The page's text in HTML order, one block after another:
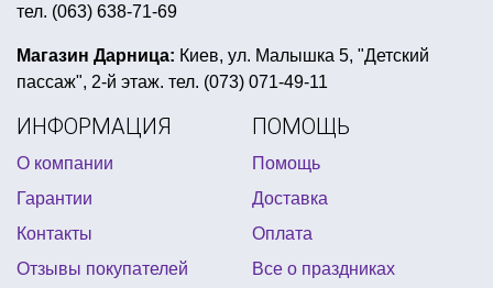
angry birds день рождения
конфетти для воздушных шаров купить
карнавальная шляпа купить
блогерская вечеринка
шары фольгированные цифры
прикольные подтяжки купить
сувениры для halloween
аксессуары на подарок 8 марта
фольгированные шары сердце
тел. (063) 638-71-69
Магазин Дарница: Киев, ул. Малышка 5, "Детский
пассаж", 2-й этаж. тел. (073) 071-49-11
ИНФОРМАЦИЯ
О компании
Гарантии
Контакты
Отзывы покупателей
ПОМОЩЬ
Помощь
Доставка
Оплата
Все о праздниках